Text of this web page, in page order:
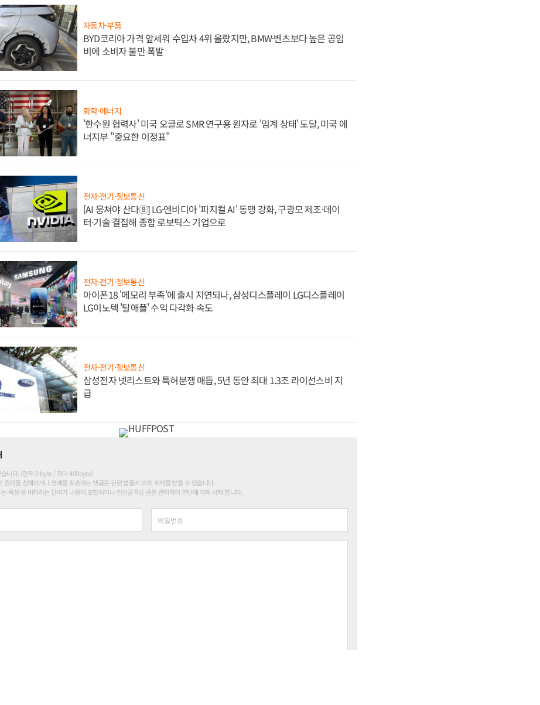
자동차·부품
BYD코리아 가격 앞세워 수입차 4위 올랐지만, BMW·벤츠보다 높은 공임
비에 소비자 불만 폭발
화학·에너지
'한수원 협력사' 미국 오클로 SMR 연구용 원자로 '임계 상태' 도달, 미국 에
너지부 "중요한 이정표"
전자·전기·정보통신
[AI 뭉쳐야 산다⑧] LG·엔비디아 '피지컬 AI' 동맹 강화, 구광모 제조·데이
터·기술 결집해 종합 로보틱스 기업으로
전자·전기·정보통신
아이폰18 '메모리 부족'에 출시 지연되나, 삼성디스플레이 LG디스플레이
LG이노텍 '탈애플' 수익 다각화 속도
전자·전기·정보통신
삼성전자 넷리스트와 특허분쟁 매듭, 5년 동안 최대 1.3조 라이선스비 지
급
습니다. (현재 0 byte / 최대 400byte)
권리를 침해하거나 명예를 훼손하는 댓글은 관련 법률에 의해 제재를 받을 수 있습니다.
욕설 등 비하하는 단어가 내용에 포함되거나 인신공격성 글은 관리자의 판단에 의해 삭제 합니다.